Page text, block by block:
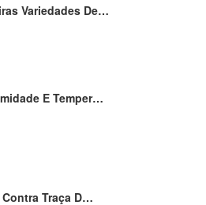
Variedades De…
E Temper…
Traça D…